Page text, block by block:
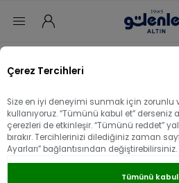
Çerez Tercihleri
Size en iyi deneyimi sunmak için zorunlu
kullanıyoruz. “Tümünü kabul et”
çerezleri de etkinleşir. “Tümünü reddet”
bırakır. Tercihlerinizi dilediğiniz zaman
Ayarları” bağlantısından değiştirebilirsiniz.
Tümünü
22 Ayar Altın